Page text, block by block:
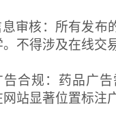
核：所有发布的
。不得涉及在线交
规：药品广告
站显著位置标注